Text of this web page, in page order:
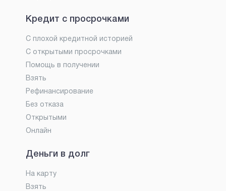
Кредит с просрочками
С плохой кредитной историей
С открытыми просрочками
Помощь в получении
Взять
Рефинансирование
Без отказа
Открытыми
Онлайн
Деньги в долг
На карту
Взять